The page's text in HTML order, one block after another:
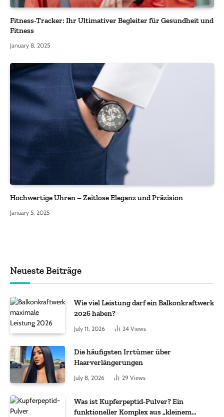
Fitness-Tracker: Ihr Ultimativer Begleiter für Gesundheit und
Fitness
January 8, 2025
Hochwertige Uhren – Zeitlose Eleganz und Präzision
January 5, 2025
Neueste Beiträge
Wie viel Leistung darf ein Balkonkraftwerk
2026 haben?
July 11, 2026 24 Views
Die häufigsten Irrtümer über
Haarverlängerungen
July 8, 2026 29 Views
Was ist Kupferpeptid-Pulver? Ein
funktioneller Komplex aus „kleinem